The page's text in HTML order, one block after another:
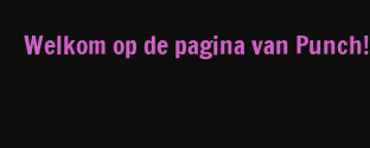
Welkom op de pagina van Punch!